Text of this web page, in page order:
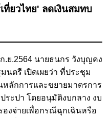
ที่ยวไทย' ลดเงินสมทบ
.ย.2564 นายธนกร วังบุญคง
ตรี เปิดเผยว่า ที่ประชุม
ลักการและขยายมาตรการ
ระปา โดยอนุมัติงบกลาง งบ
องจ่ายเพื่อกรณีฉุกเฉินหรือ